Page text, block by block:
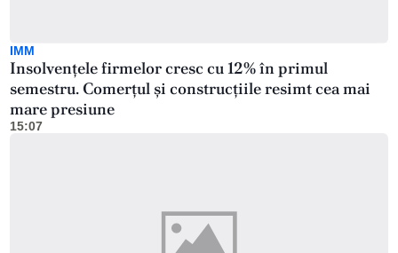
IMM
Insolvențele firmelor cresc cu 12% în primul
semestru. Comerțul și construcțiile resimt cea mai
mare presiune
15:07